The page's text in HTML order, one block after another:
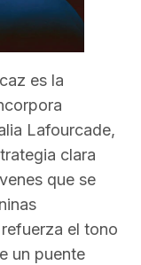
es la
Lafourcade,
clara
que se
el tono
un puente